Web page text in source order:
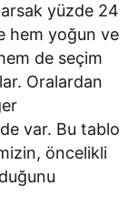
yüzde 24
hem yoğun ve
de seçim
Oralardan
var. Bu tablo
öncelikli